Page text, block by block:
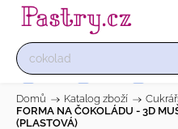
Domů / Katalog zboží /
FORMA NA ČOKOLÁDU - 3D
(PLASTOVÁ)